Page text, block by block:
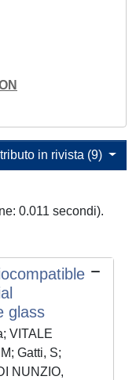
in rivista (9)
0.011 secondi).
glass
VITALE
Gatti, S;
NUNZIO,